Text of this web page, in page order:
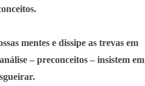
mentes e dissipe as trevas em
– preconceitos – insistem em